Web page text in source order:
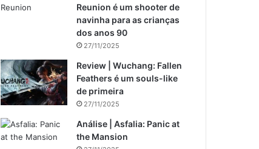
Reunion é um shooter de
navinha para as crianças
dos anos 90
27/11/2025
Review | Wuchang: Fallen
Feathers é um souls-like
de primeira
27/11/2025
Análise | Asfalia: Panic at
the Mansion